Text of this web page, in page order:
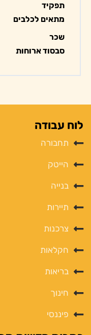
תפקיד
מתאים לכלבים
שכר
סבסוד ארוחות
לוח עבודה
תחבורה
הייטק
בנייה
תיירות
צרכנות
חקלאות
בריאות
חינוך
פיננסי